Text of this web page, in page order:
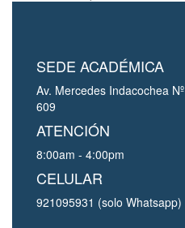
SEDE ACADÉMICA
Av. Mercedes Indacochea Nº
609
ATENCIÓN
8:00am - 4:00pm
CELULAR
921095931 (solo Whatsapp)